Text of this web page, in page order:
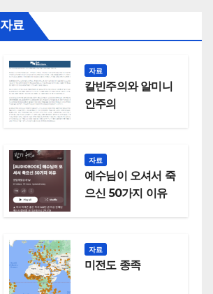
자료
자료
칼빈주의와 알미니
안주의
자료
예수님이 오셔서 죽
으신 50가지 이유
자료
미전도 종족